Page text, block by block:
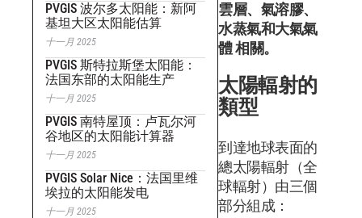
PVGIS 波尔多太阳能：新阿
基坦大区太阳能估算
十一月 2025
PVGIS 斯特拉斯堡太阳能：
法国东部的太阳能生产
十一月 2025
PVGIS 南特屋顶：卢瓦尔河
谷地区的太阳能计算器
十一月 2025
PVGIS Solar Nice：法国里维
埃拉的太阳能发电
十一月 2025
雲層、氣溶膠、
水蒸氣和大氣氣
體相關。
太陽輻射的
類型
到達地球表面的
總太陽輻射（全
球輻射）由三個
部分組成：